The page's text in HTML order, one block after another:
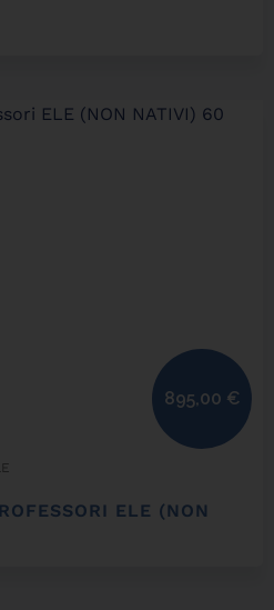
ELE (NON
895,00 €